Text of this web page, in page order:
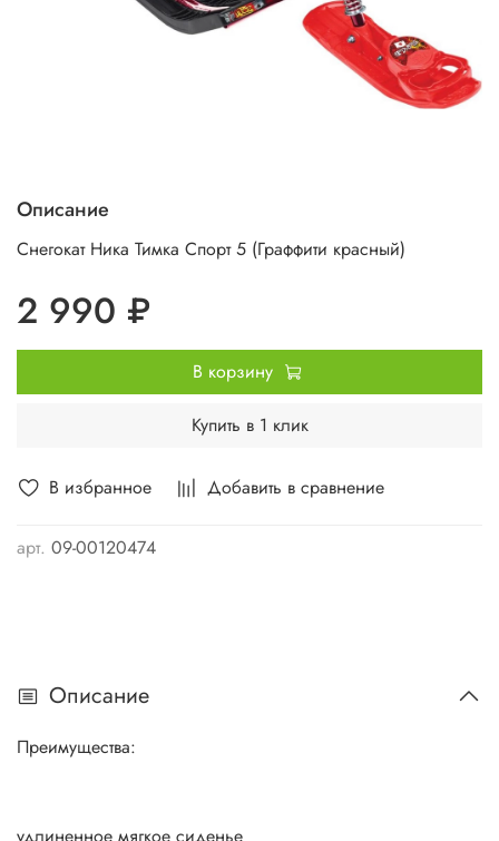
В избранное Добавить в сравнение
арт. 09-00120474
Описание
Снегокат Ника Тимка Спорт 5 (Граффити красный)
2 990 ₽
В корзину
Купить в 1 клик
Описание
Преимущества: